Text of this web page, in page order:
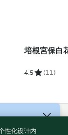
培根宮保白
4.5 (11)
性化设计内